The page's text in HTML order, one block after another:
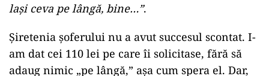
lași ceva pe lângă, bine…”.
Șiretenia șoferului nu a avut succesul scontat. I-
am dat cei 110 lei pe care îi solicitase, fără să
adaug nimic „pe lângă,” așa cum spera el. Dar,